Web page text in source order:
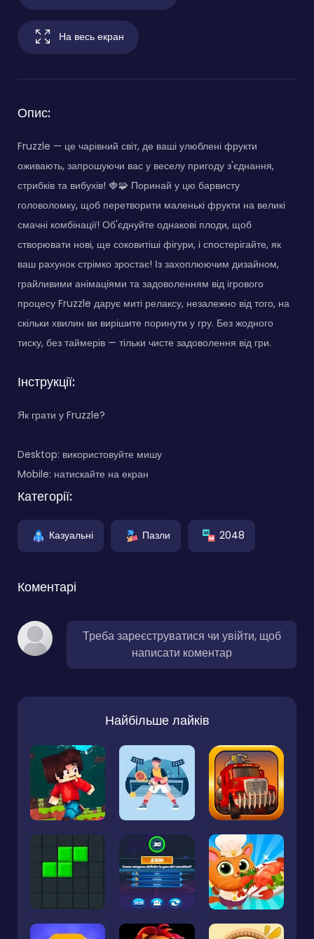
На весь екран
Опис:
Fruzzle — це чарівний світ, де ваші улюблені фрукти
оживають, запрошуючи вас у веселу пригоду з'єднання,
стрибків та вибухів! 🍓🧩 Поринай у цю барвисту
головоломку, щоб перетворити маленькі фрукти на великі
смачні комбінації! Об'єднуйте однакові плоди, щоб
створювати нові, ще соковитіші фігури, і спостерігайте, як
ваш рахунок стрімко зростає! Із захоплюючим дизайном,
грайливими анімаціями та задоволенням від ігрового
процесу Fruzzle дарує миті релаксу, незалежно від того, на
скільки хвилин ви вирішите поринути у гру. Без жодного
тиску, без таймерів — тільки чисте задоволення від гри.
Інструкції:
Як грати у Fruzzle?
Desktop: використовуйте мишу
Mobile: натискайте на екран
Категорії:
Казуальні Пазли 2048
Коментарі
Треба зареєструватися чи увійти, щоб
написати коментар
Найбільше лайків